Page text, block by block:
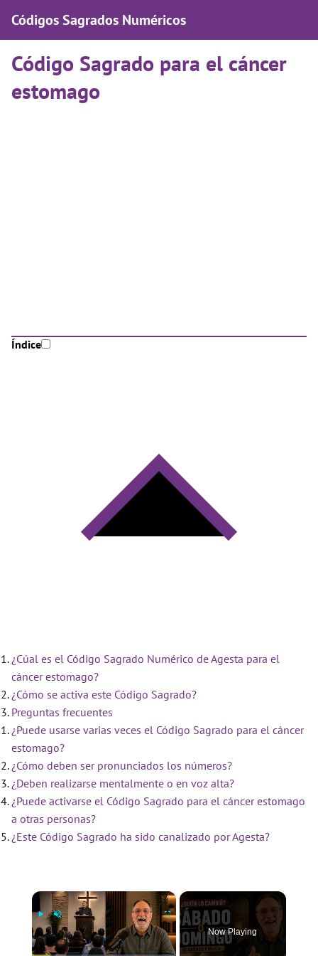
Códigos Sagrados Numéricos
Código Sagrado para el cáncer
estomago
Índice
¿Cúal es el Código Sagrado Numérico de Agesta para el
cáncer estomago?
¿Cómo se activa este Código Sagrado?
Preguntas frecuentes
¿Puede usarse varias veces el Código Sagrado para el cáncer
estomago?
¿Cómo deben ser pronunciados los números?
¿Deben realizarse mentalmente o en voz alta?
¿Puede activarse el Código Sagrado para el cáncer estomago
a otras personas?
¿Este Código Sagrado ha sido canalizado por Agesta?
×
Now Playing